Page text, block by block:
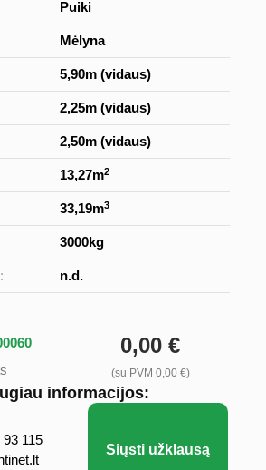
Puiki
Mėlyna
5,90m (vidaus)
2,25m (vidaus)
2,50m (vidaus)
13,27m2
33,19m3
3000kg
n.d.
0,00 €
(su PVM 0,00 €)
informacijos:
115
Siųsti užklausą